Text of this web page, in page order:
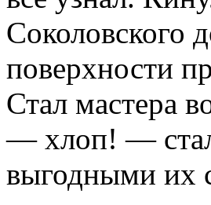
Соколовского
поверхности
Стал мастера
— хлоп! — стал
выгодными их